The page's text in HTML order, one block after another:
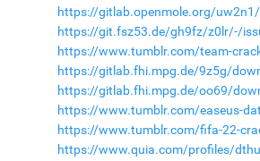
https://gitlab.openmole.org/
https://git.fsz53.de/gh9fz/z0lr/-/
https://www.tumblr.com/team-
https://gitlab.fhi.mpg.de/9z5g/
https://gitlab.fhi.mpg.de/oo69/
https://www.tumblr.com/easeus-
https://www.tumblr.com/fifa-22-
https://www.quia.com/profiles/